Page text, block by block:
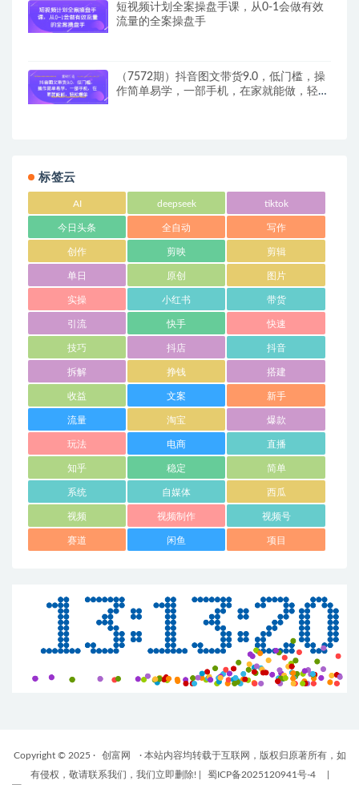
短视频计划全案操盘手课，从0-1会做有效
流量的全案操盘手
（7572期）抖音图文带货9.0，低门槛，操
作简单易学，一部手机，在家就能做，轻松
标签云
AI deepseek tiktok
今日头条 全自动 写作
创作 剪映 剪辑
单日 原创 图片
实操 小红书 带货
引流 快手 快速
技巧 抖店 抖音
拆解 挣钱 搭建
收益 文案 新手
流量 淘宝 爆款
玩法 电商 直播
知乎 稳定 简单
系统 自媒体 西瓜
视频 视频制作 视频号
赛道 闲鱼 项目
Copyright © 2025 · 创富网
· 本站内容均转载于互联网，版权归原著所有，如
有侵权，敬请联系我们，我们立即删除!
蜀ICP备2025120941号-4